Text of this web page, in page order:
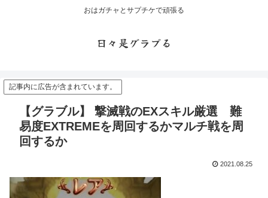
おはガチャとサプチケで頑張る
日々是グラブる
記事内に広告が含まれています。
【グラブル】 撃滅戦のEXスキル厳選 難
易度EXTREMEを周回するかマルチ戦を周
回するか
2021.08.25